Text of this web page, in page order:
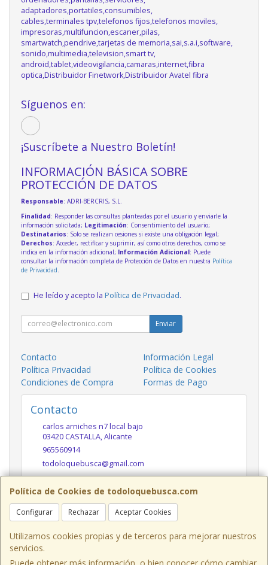
Política de Cookies de todoloquebusca.com
Configurar Rechazar Aceptar Cookies
Utilizamos cookies propias y de terceros para mejorar nuestros
servicios.
adaptadores,portatiles,consumibles,
cables,terminales tpv,telefonos fijos,telefonos moviles,
impresoras,multifuncion,escaner,pilas,
smartwatch,pendrive,tarjetas de memoria,sai,s.a.i,software,
sonido,multimedia,television,smart tv,
android,tablet,videovigilancia,camaras,internet,fibra
optica,Distribuidor Finetwork,Distribuidor Avatel fibra
Síguenos en:
¡Suscríbete a Nuestro Boletín!
INFORMACIÓN BÁSICA SOBRE
PROTECCIÓN DE DATOS
Responsable: ADRI-BERCRIS, S.L.
Finalidad: Responder las consultas planteadas por el usuario y enviarle la
información solicitada; Legitimación: Consentimiento del usuario;
Destinatarios: Solo se realizan cesiones si existe una obligación legal;
Derechos: Acceder, rectificar y suprimir, así como otros derechos, como se
indica en la información adicional; Información Adicional: Puede
consultar la información completa de Protección de Datos en nuestra Política
de Privacidad
He leído y acepto la Política de Privacidad.
Enviar
Contacto
Información Legal
Política Privacidad
Política de Cookies
Condiciones de Compra
Formas de Pago
Contacto
carlos arniches n7 local bajo
03420 CASTALLA,Alicante
965560914
todoloquebusca@gmail.com
Horario
10h a 14h y 17h a 20h